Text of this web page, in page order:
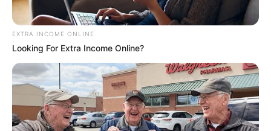
EXTRA INCOME ONLINE
Looking For Extra Income Online?